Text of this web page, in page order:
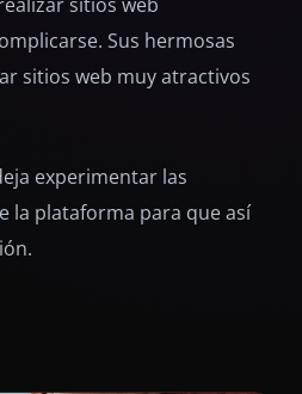
sitios web
Sus hermosas
sitios web muy atractivos
experimentar las
la plataforma para que así